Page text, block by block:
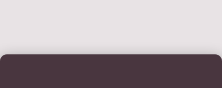
adresibetexper.xyzm elexbet